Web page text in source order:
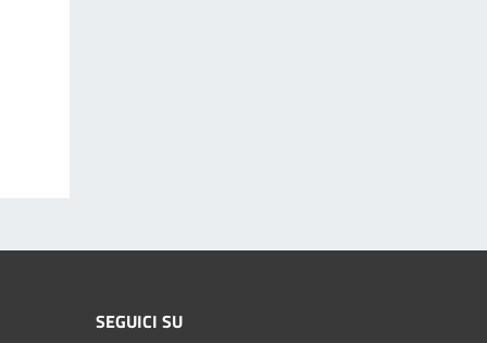
SEGUICI SU